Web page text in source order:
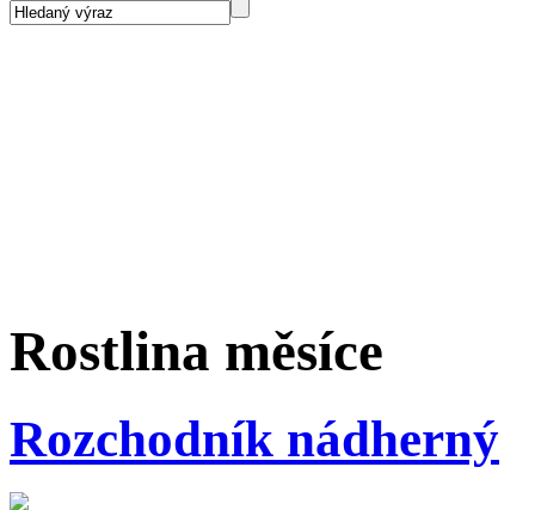
Rostlina měsíce
Rozchodník nádherný